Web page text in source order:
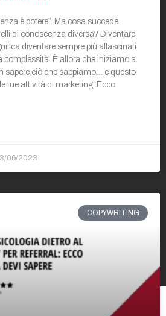
è potere”. Ma cosa succede
di conoscenza diversa? Diventare
diventare sempre più affascinati
complessità. È allora che iniziamo a
sapere ciò che sappiamo… e questo
tue attività di marketing. Ecco
06/2023
COPYWRITING